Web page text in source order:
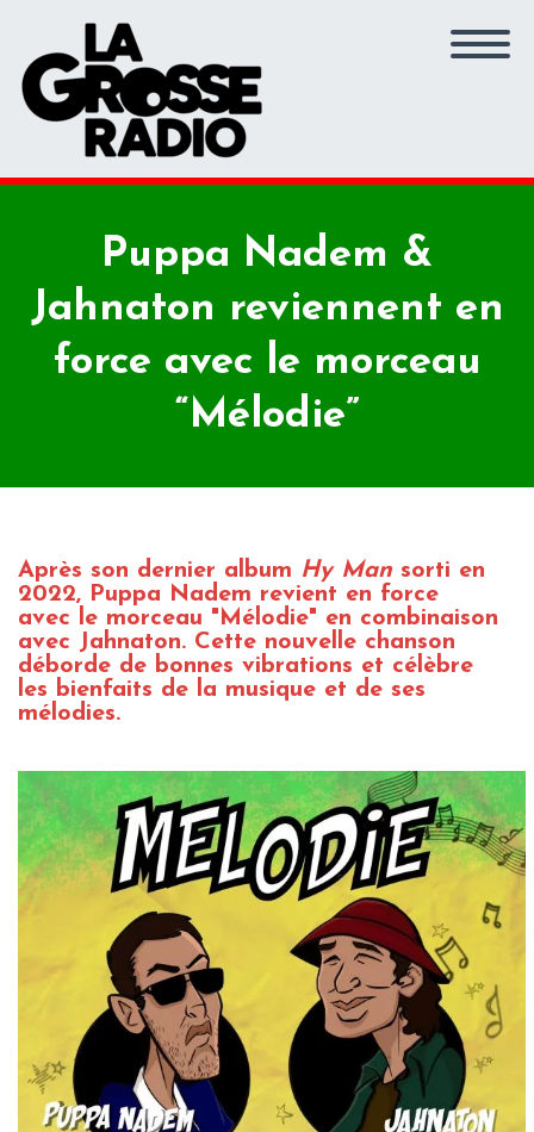
Puppa Nadem &
Jahnaton reviennent en
force avec le morceau
“Mélodie”
Après son dernier album Hy Man sorti en
2022, Puppa Nadem revient en force
avec le morceau "Mélodie" en combinaison
avec Jahnaton. Cette nouvelle chanson
déborde de bonnes vibrations et célèbre
les bienfaits de la musique et de ses
mélodies.